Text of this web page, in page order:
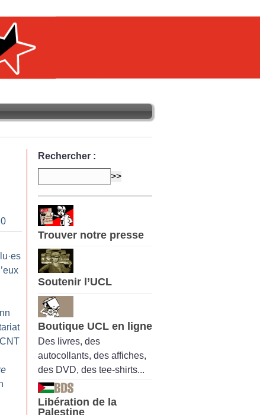
·es
Rechercher :
Trouver notre presse
Soutenir l’UCL
Boutique UCL en ligne
Des livres, des
autocollants, des affiches,
des DVD, des tee-shirts...
Libération de la
Palestine